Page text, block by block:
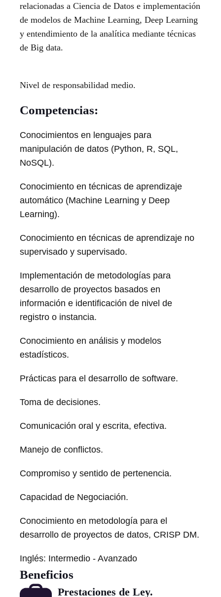
relacionadas a Ciencia de Datos e implementación
de modelos de Machine Learning, Deep Learning
y entendimiento de la analítica mediante técnicas
de Big data.
Nivel de responsabilidad medio.
Competencias:
Conocimientos en lenguajes para
manipulación de datos (Python, R, SQL,
NoSQL).
Conocimiento en técnicas de aprendizaje
automático (Machine Learning y Deep
Learning).
Conocimiento en técnicas de aprendizaje no
supervisado y supervisado.
Implementación de metodologías para
desarrollo de proyectos basados en
información e identificación de nivel de
registro o instancia.
Conocimiento en análisis y modelos
estadísticos.
Prácticas para el desarrollo de software.
Toma de decisiones.
Comunicación oral y escrita, efectiva.
Manejo de conflictos.
Compromiso y sentido de pertenencia.
Capacidad de Negociación.
Conocimiento en metodología para el
desarrollo de proyectos de datos, CRISP DM.
Inglés: Intermedio - Avanzado
Beneficios
Prestaciones de Ley.